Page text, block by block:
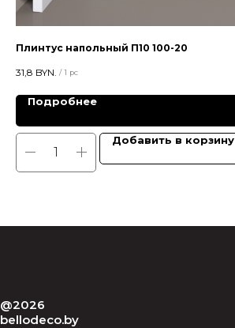
Плинтус напольный П10 100-20
31,8 BYN. / 1 pc
Подробнее
Добавить в корзину
@2026
bellodeco.by